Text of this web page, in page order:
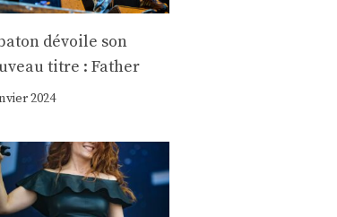
dévoile son
titre : Father
2024